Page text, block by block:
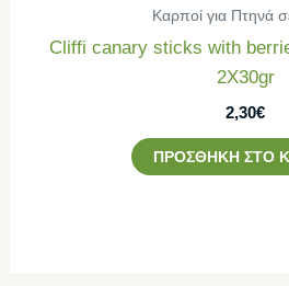
Καρποί για Πτηνά
Cliffi canary sticks with
2Χ30gr
2,30€
ΠΡΟΣΘΉΚΗ ΣΤΟ